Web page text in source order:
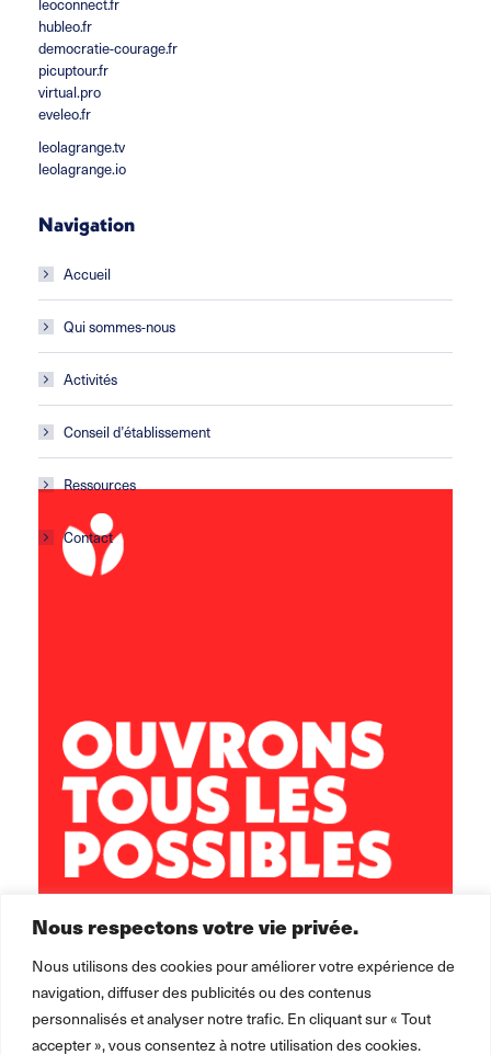
Nous respectons votre vie privée.
Nous utilisons des cookies pour améliorer votre expérience de
navigation, diffuser des publicités ou des contenus
personnalisés et analyser notre trafic. En cliquant sur « Tout
accepter », vous consentez à notre utilisation des cookies.
hubleo.fr
democratie-courage.fr
picuptour.fr
virtual.pro
eveleo.fr
leolagrange.tv
leolagrange.io
Navigation
Accueil
Qui sommes-nous
Activités
Conseil d’établissement
Ressources
Contact
lesptitsloups-saulxures@leolagrange.org